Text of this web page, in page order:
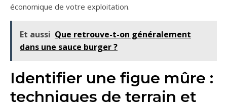
économique de votre exploitation.
Et aussi Que retrouve-t-on généralement
dans une sauce burger ?
Identifier une figue mûre :
techniques de terrain et